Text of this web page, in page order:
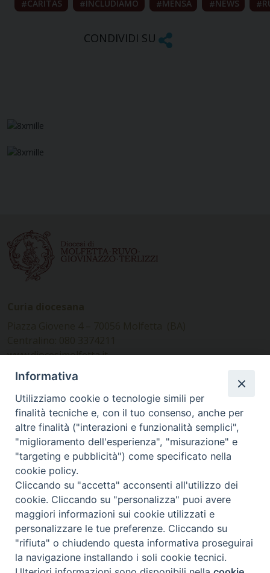
CARITAS INCLUDIAMO MENSA NEWS
CONDIVIDI SU
www.diocesimolfetta.it –
diocesimolfetta@pec.chiesacattolica.it
Ufficio Comunicazioni sociali
Piazza Giovene 4 – 70056 Molfetta (BA)
comunicazionisociali@diocesimolfetta.it
SEGUICI SU
Facebook
Instagram
X YouTube
Feed
Privacy Policy - trasparenza
Informativa
Utilizziamo cookie o tecnologie simili per
finalità tecniche e, con il tuo consenso, anche per
altre finalità ("interazioni e funzionalità semplici",
"miglioramento dell'esperienza", "misurazione" e
"targeting e pubblicità") come specificato nella
cookie policy.
Cliccando su "accetta" acconsenti all'utilizzo dei
cookie. Cliccando su "personalizza" puoi avere
maggiori informazioni sui cookie utilizzati e
personalizzare le tue preferenze. Cliccando su
"rifiuta" o chiudendo questa informativa proseguirai
la navigazione installando i soli cookie tecnici.